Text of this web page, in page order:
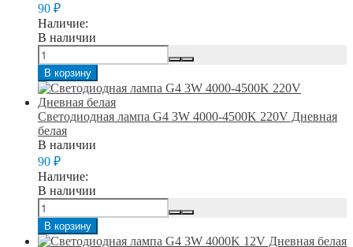
90 ₽
Наличие:
В наличии
В корзину
Светодиодная лампа G4 3W 4000-4500K 220V Дневная
белая
В наличии
90 ₽
Наличие:
В наличии
В корзину